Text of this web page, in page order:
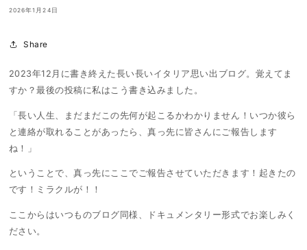
2026年1月24日
Share
2023年12月に書き終えた長い長いイタリア思い出ブログ。覚えてま
すか？最後の投稿に私はこう書き込みました。
「長い人生、まだまだこの先何が起こるかわかりません！いつか彼ら
と連絡が取れることがあったら、真っ先に皆さんにご報告します
ね！
」
ということで、真っ先にここでご報告させていただきます！起きたの
です！ミラクルが！！
ここからはいつものブログ同様、ドキュメンタリー形式でお楽しみく
ださい。